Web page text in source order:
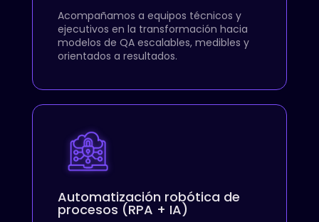
Acompañamos a equipos técnicos y
ejecutivos en la transformación hacia
modelos de QA escalables, medibles y
orientados a resultados.
Automatización robótica de
procesos (RPA + IA)